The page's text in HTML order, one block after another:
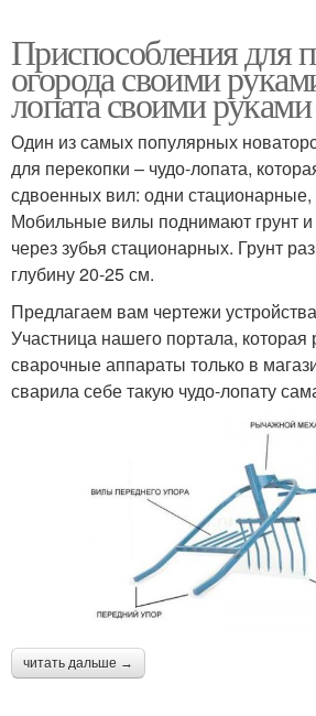
Приспособления для
огорода своими
лопата своими руками
Один из самых популярных
для перекопки – чудо-лопата,
сдвоенных вил: одни
Мобильные вилы поднимают грунт
через зубья стационарных. Грунт
глубину 20-25 см.
Предлагаем вам чертежи
Участница нашего портала,
сварочные аппараты только в
сварила себе такую чудо-лопату
читать дальше →